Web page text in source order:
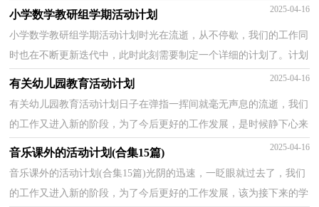
得怎么写好计划吗？下面是小编整理的幼儿园活动计划，欢...
小学数学教研组学期活动计划 2025-04-16
小学数学教研组学期活动计划时光在流逝，从不停歇，我们的工作同
时也在不断更新迭代中，此时此刻需要制定一个详细的计划了。计划
怎么写才不会流于形式呢？下面是小编为大家收集的小...
有关幼儿园教育活动计划 2025-04-16
有关幼儿园教育活动计划日子在弹指一挥间就毫无声息的流逝，我们
的工作又进入新的阶段，为了今后更好的工作发展，是时候静下心来
好好写写计划了。相信大家又在为写计划犯愁了？以下...
音乐课外的活动计划(合集15篇) 2025-04-16
音乐课外的活动计划(合集15篇)光阴的迅速，一眨眼就过去了，我们
的工作又进入新的阶段，为了今后更好的工作发展，该为接下来的学